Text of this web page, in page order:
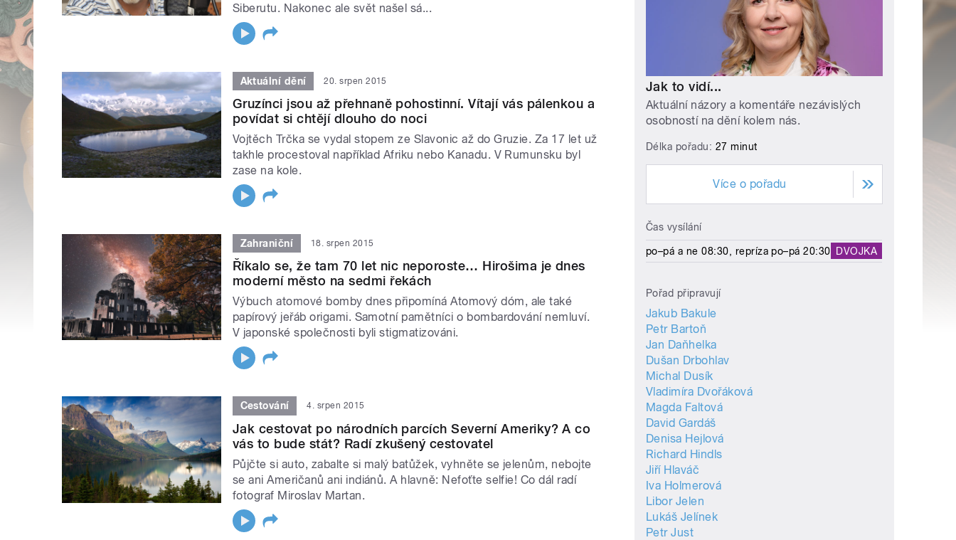
Siberutu. Nakonec ale svět našel sá...
Aktuální dění 20. srpen 2015
Gruzínci jsou až přehnaně pohostinní. Vítají vás pálenkou a
povídat si chtějí dlouho do noci
Vojtěch Trčka se vydal stopem ze Slavonic až do Gruzie. Za 17 let už
takhle procestoval například Afriku nebo Kanadu. V Rumunsku byl
zase na kole.
Zahraniční 18. srpen 2015
Říkalo se, že tam 70 let nic neporoste… Hirošima je dnes
moderní město na sedmi řekách
Výbuch atomové bomby dnes připomíná Atomový dóm, ale také
papírový jeřáb origami. Samotní pamětníci o bombardování nemluví.
V japonské společnosti byli stigmatizováni.
Cestování 4. srpen 2015
Jak cestovat po národních parcích Severní Ameriky? A co
vás to bude stát? Radí zkušený cestovatel
Půjčte si auto, zabalte si malý batůžek, vyhněte se jelenům, nebojte
se ani Američanů ani indiánů. A hlavně: Nefoťte selfie! Co dál radí
fotograf Miroslav Martan.
Jak to vidí...
Aktuální názory a komentáře nezávislých
osobností na dění kolem nás.
Délka pořadu: 27 minut
Více o pořadu
Čas vysílání
po–pá a ne 08:30, repríza po–pá 20:30 DVOJKA
Pořad připravují
Jakub Bakule
Petr Bartoň
Jan Daňhelka
Dušan Drbohlav
Michal Dusík
Vladimíra Dvořáková
Magda Faltová
David Gardáš
Denisa Hejlová
Richard Hindls
Jiří Hlaváč
Iva Holmerová
Libor Jelen
Lukáš Jelínek
Petr Just